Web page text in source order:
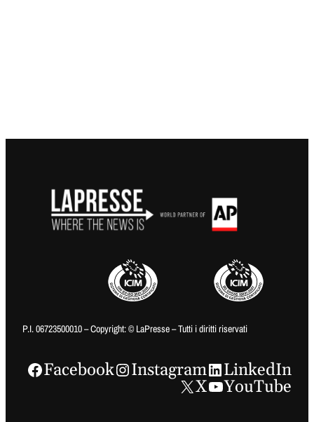
P.I. 06723500010 – Copyright: © LaPresse – Tutti i diritti riservati
Facebook Instagram
LinkedIn
X
YouTube